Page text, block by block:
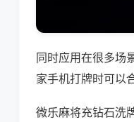
同时应用在很多场
家手机打牌时可以
微乐麻将充钻石洗